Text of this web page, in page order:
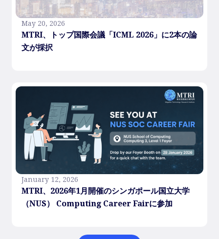
May 20, 2026
MTRI、トップ国際会議「ICML 2026」に2本の論
文が採択
January 12, 2026
MTRI、2026年1月開催のシンガポール国立大学
（NUS） Computing Career Fairに参加